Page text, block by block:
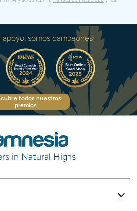
apoyo, somos campeones!
todos nuestros
premios
in Natural Highs